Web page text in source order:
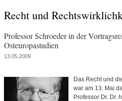
Recht und
Professor Schroeder in der
Osteuropastudien
13.05.2009
Das Recht und
war am 13. Mai
Professor Dr. Dr.